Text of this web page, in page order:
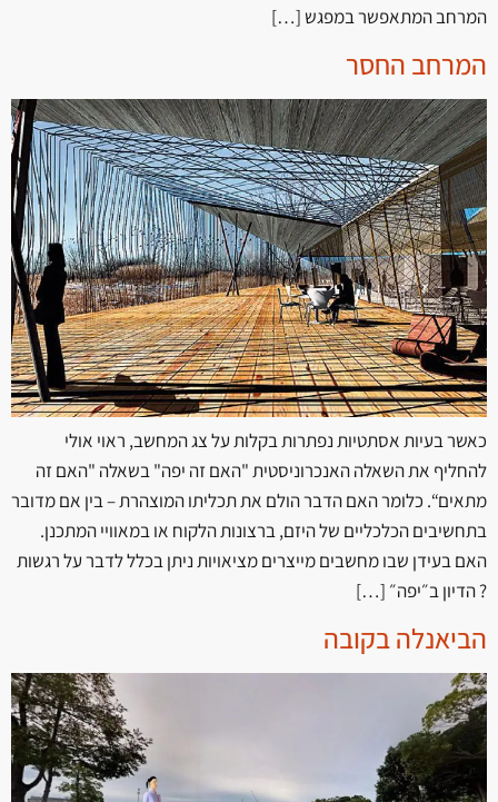
המרחב המתאפשר במפגש […]
המרחב החסר
כאשר בעיות אסתטיות נפתרות בקלות על צג המחשב, ראוי אולי
להחליף את השאלה האנכרוניסטית "האם זה יפה" בשאלה "האם זה
מתאים“. כלומר האם הדבר הולם את תכליתו המוצהרת – בין אם מדובר
בתחשיבים הכלכליים של היזם, ברצונות הלקוח או במאוויי המתכנן.
האם בעידן שבו מחשבים מייצרים מציאויות ניתן בכלל לדבר על רגשות
? הדיון ב״יפה״ […]
הביאנלה בקובה